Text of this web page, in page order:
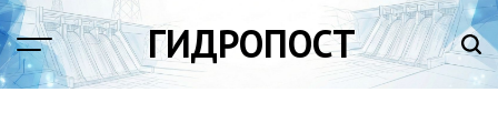
Перейти
к
содержимому
ГИДРОПОСТ